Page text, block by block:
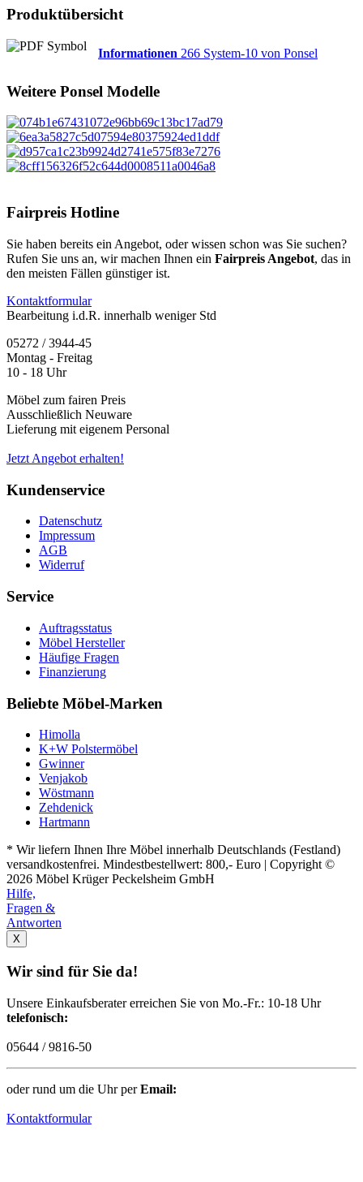
Produktübersicht
Informationen 266 System-10 von Ponsel
Weitere Ponsel Modelle
Fairpreis Hotline
Sie haben bereits ein Angebot, oder wissen schon was Sie suchen?
Rufen Sie uns an, wir machen Ihnen ein Fairpreis Angebot, das in
den meisten Fällen günstiger ist.
Kontaktformular
Bearbeitung i.d.R. innerhalb weniger Std
05272 / 3944-45
Montag - Freitag
10 - 18 Uhr
Möbel zum fairen Preis
Ausschließlich Neuware
Lieferung mit eigenem Personal
Jetzt Angebot erhalten!
Kundenservice
Datenschutz
Impressum
AGB
Widerruf
Service
Auftragsstatus
Möbel Hersteller
Häufige Fragen
Finanzierung
Beliebte Möbel-Marken
Himolla
K+W Polstermöbel
Gwinner
Venjakob
Wöstmann
Zehdenick
Hartmann
* Wir liefern Ihnen Ihre Möbel innerhalb Deutschlands (Festland)
versandkostenfrei. Mindestbestellwert: 800,- Euro | Copyright ©
2026 Möbel Krüger Peckelsheim GmbH
Hilfe,
Fragen &
Antworten
X
Wir sind für Sie da!
Unsere Einkaufsberater erreichen Sie von Mo.-Fr.: 10-18 Uhr
telefonisch:
05644 / 9816-50
oder rund um die Uhr perEmail:
Kontaktformular